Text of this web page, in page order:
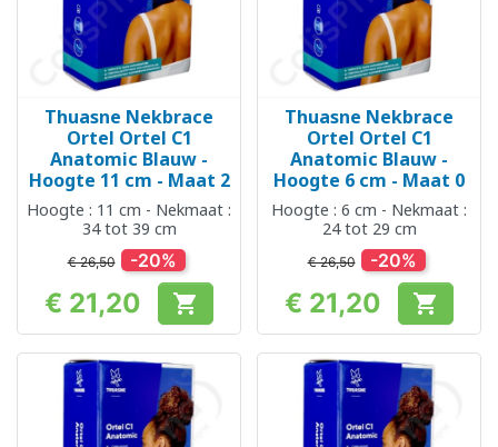
Thuasne Nekbrace
Ortel Ortel C1
Anatomic Blauw -
Hoogte 11 cm - Maat 2
Hoogte : 11 cm - Nekmaat :
34 tot 39 cm
€ 26,50 -20%
Prijs
€ 21,20 
Thuasne Nekbrace
Ortel Ortel C1
Anatomic Blauw -
Hoogte 6 cm - Maat 0
Hoogte : 6 cm - Nekmaat :
24 tot 29 cm
€ 26,50 -20%
Prijs
€ 21,20 